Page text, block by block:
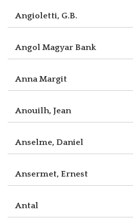
Angioletti, G.B.
Angol Magyar Bank
Anna Margit
Anouilh, Jean
Anselme, Daniel
Ansermet, Ernest
Antal